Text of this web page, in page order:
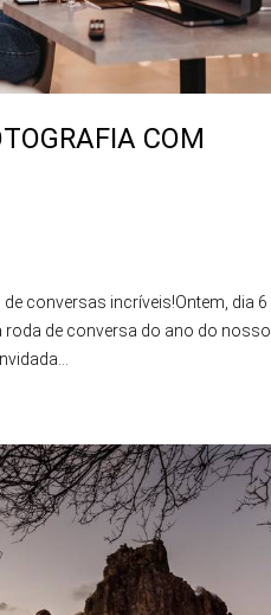
COM
conversas incríveis!Ontem, dia 6
roda de conversa do ano do nosso